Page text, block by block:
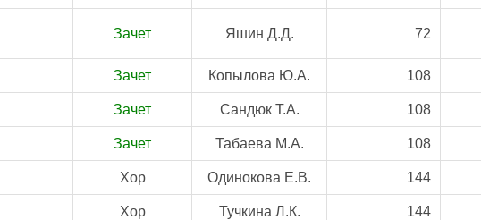
Зачет Яшин Д.Д. 72
Зачет Копылова Ю.А. 108
Зачет Сандюк Т.А. 108
Зачет Табаева М.А. 108
Хор Одинокова Е.В. 144
Хор Тучкина Л.К. 144